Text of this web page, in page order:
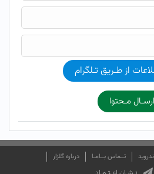
از طـریق تـلگرام
ارسـال مـحتوا
تــماس بــامـا درباره گلزار